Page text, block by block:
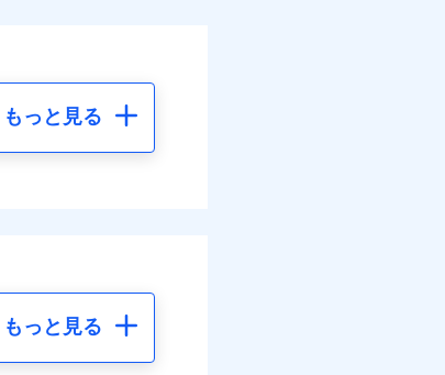
もっと見る
もっと見る